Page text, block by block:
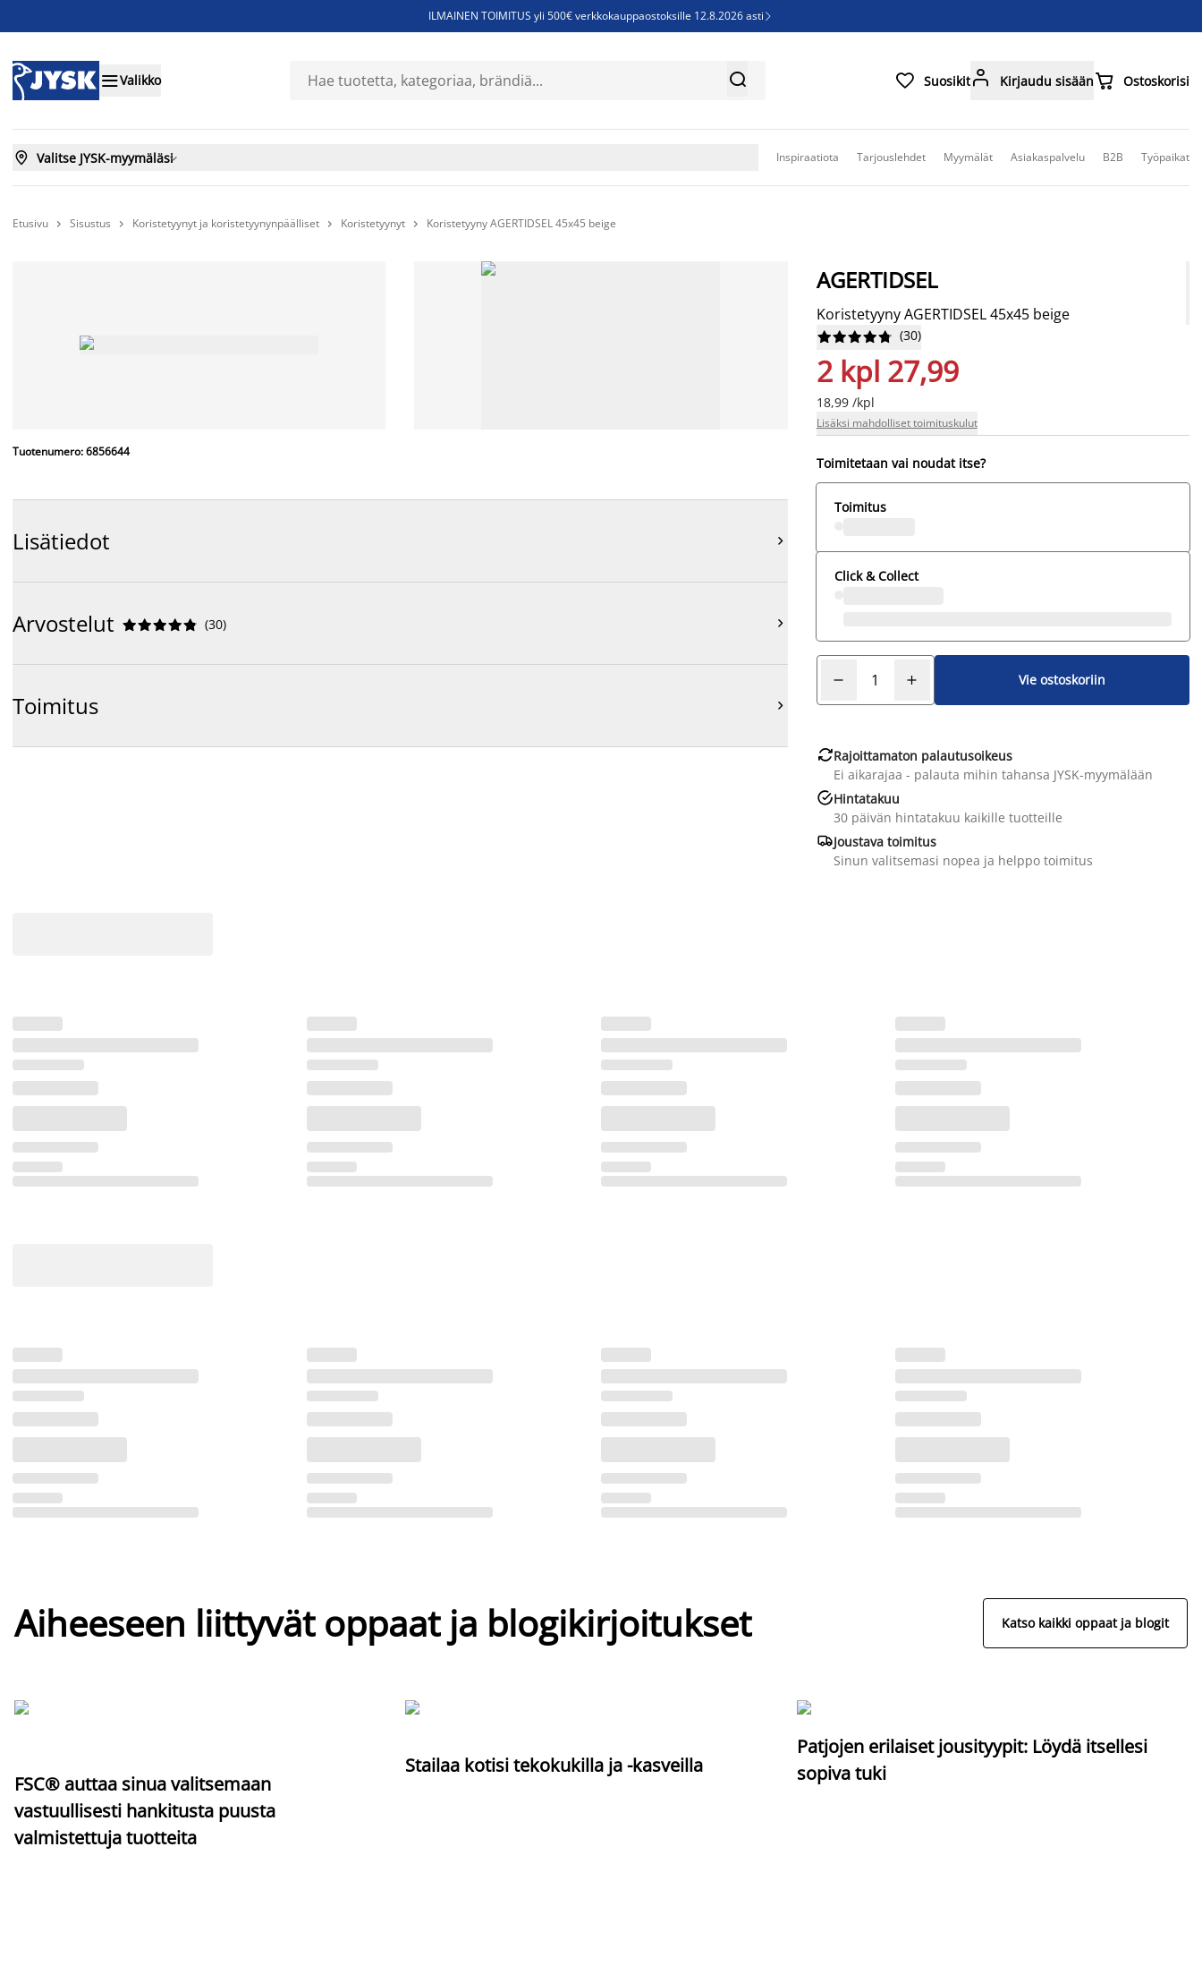
ILMAINEN TOIMITUS yli 500€ verkkokauppaostoksille 12.8.2026 asti 
Sijauspatjoja - Säästä jopa 60%
Valikko   Suosikit Kirjaudu sisään Ostoskorisi
 Valitse JYSK-myymäläsi Inspiraatiota Tarjouslehdet Myymälät Asiakaspalvelu B2B Työpaikat
Etusivu  Sisustus  Koristetyynyt ja koristetyynynpäälliset  Koristetyynyt  Koristetyyny AGERTIDSEL 45x45 beige
Tuotenumero: 6856644
Lisätiedot 
Arvostelut 




 (30) 
Toimitus 
AGERTIDSEL
Koristetyyny AGERTIDSEL 45x45 beige





 (30)
2 kpl 27,99
18,99 /kpl
Lisäksi mahdolliset toimituskulut
Toimitetaan vai noudat itse?
Toimitus
Click & Collect
Vie ostoskoriin
Rajoittamaton palautusoikeus
Ei aikarajaa - palauta mihin tahansa JYSK-myymälään
Hintatakuu
30 päivän hintatakuu kaikille tuotteille
Joustava toimitus
Sinun valitsemasi nopea ja helppo toimitus
Aiheeseen liittyvät oppaat ja blogikirjoitukset Katso kaikki oppaat ja blogit
FSC® auttaa sinua valitsemaan
vastuullisesti hankitusta puusta
valmistettuja tuotteita
Stailaa kotisi tekokukilla ja -kasveilla
Patjojen erilaiset jousityypit: Löydä itsellesi
sopiva tuki